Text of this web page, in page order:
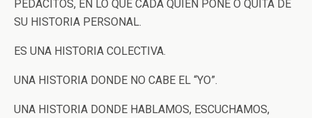
PEDACITOS, EN LO QUE CADA QUIEN PONE O QUITA DE
SU HISTORIA PERSONAL.
ES UNA HISTORIA COLECTIVA.
UNA HISTORIA DONDE NO CABE EL “YO”.
UNA HISTORIA DONDE HABLAMOS, ESCUCHAMOS,